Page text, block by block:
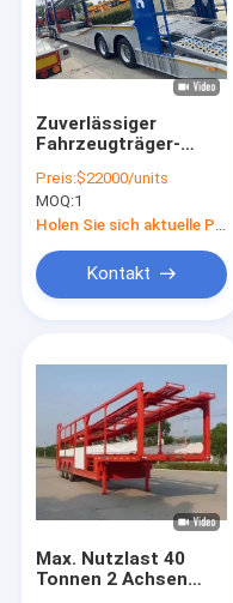
Zuverlässiger
Fahrzeugträger-
den effizienten
Transport von
Fahrzeugen
konzipiert
Preis:$22000/units
MOQ:1
Kontakt
Max. Nutzlast 40
Tonnen 2 Achsen